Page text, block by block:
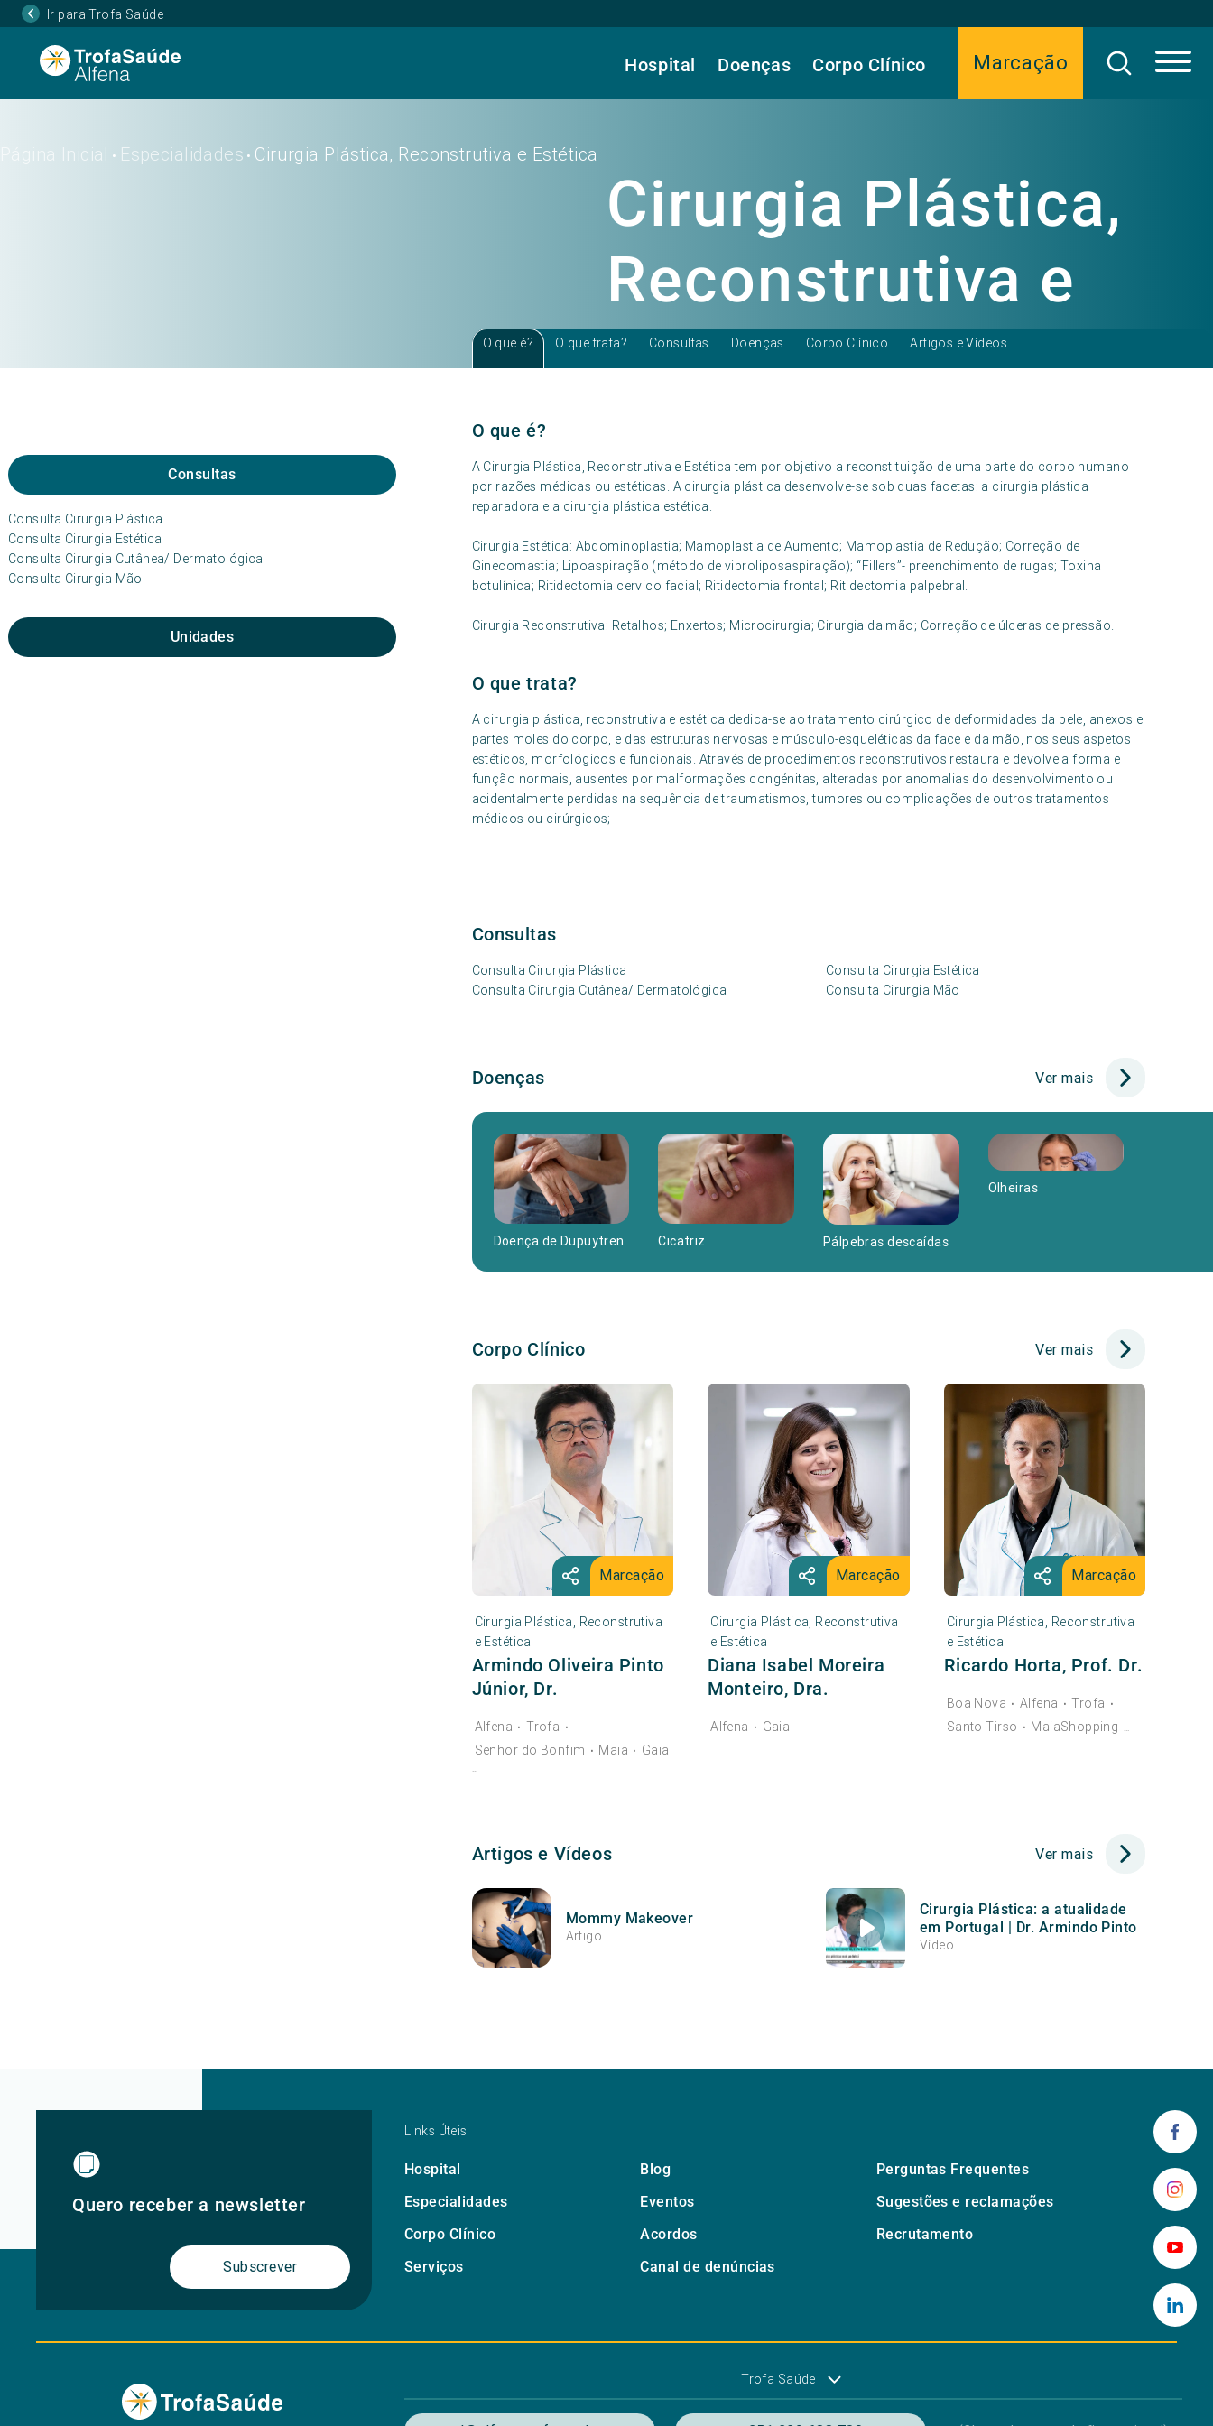
Ir para Trofa Saúde
Marcação
Hospital Doenças Corpo Clínico
Página Inicial • Especialidades • Cirurgia Plástica, Reconstrutiva e Estética
Cirurgia Plástica,
Reconstrutiva e
Estética
Consultas
Consulta Cirurgia Plástica
Consulta Cirurgia Estética
Consulta Cirurgia Cutânea/ Dermatológica
Consulta Cirurgia Mão
Unidades
O que é? O que trata? Consultas Doenças Corpo Clínico Artigos e Vídeos
O que é?
A Cirurgia Plástica, Reconstrutiva e Estética tem por objetivo a reconstituição de uma parte do corpo humano
por razões médicas ou estéticas. A cirurgia plástica desenvolve-se sob duas facetas: a cirurgia plástica
reparadora e a cirurgia plástica estética.
Cirurgia Estética: Abdominoplastia; Mamoplastia de Aumento; Mamoplastia de Redução; Correção de
Ginecomastia; Lipoaspiração (método de vibroliposaspiração); “Fillers”- preenchimento de rugas; Toxina
botulínica; Ritidectomia cervico facial; Ritidectomia frontal; Ritidectomia palpebral.
Cirurgia Reconstrutiva: Retalhos; Enxertos; Microcirurgia; Cirurgia da mão; Correção de úlceras de pressão.
O que trata?
A cirurgia plástica, reconstrutiva e estética dedica-se ao tratamento cirúrgico de deformidades da pele, anexos e
partes moles do corpo, e das estruturas nervosas e músculo-esqueléticas da face e da mão, nos seus aspetos
estéticos, morfológicos e funcionais. Através de procedimentos reconstrutivos restaura e devolve a forma e
função normais, ausentes por malformações congénitas, alteradas por anomalias do desenvolvimento ou
acidentalmente perdidas na sequência de traumatismos, tumores ou complicações de outros tratamentos
médicos ou cirúrgicos;
Consultas
Consulta Cirurgia Plástica
Consulta Cirurgia Estética
Consulta Cirurgia Cutânea/ Dermatológica
Consulta Cirurgia Mão
Doenças Ver mais
Doença de Dupuytren Cicatriz Pálpebras descaídas
Olheiras
Corpo Clínico Ver mais
Marcação
Cirurgia Plástica, Reconstrutiva
e Estética
Armindo Oliveira Pinto
Júnior, Dr.
Alfena • Trofa •
Senhor do Bonfim • Maia • Gaia
...
Marcação
Cirurgia Plástica, Reconstrutiva
e Estética
Diana Isabel Moreira
Monteiro, Dra.
Alfena • Gaia
Marcação
Cirurgia Plástica, Reconstrutiva
e Estética
Ricardo Horta, Prof. Dr.
Boa Nova • Alfena • Trofa •
Santo Tirso • MaiaShopping ...
Artigos e Vídeos Ver mais
Mommy Makeover
Artigo
Cirurgia Plástica: a atualidade
em Portugal | Dr. Armindo Pinto
Vídeo
Quero receber a newsletter
Subscrever
Links Úteis
Hospital Blog
Perguntas Frequentes
Especialidades
Eventos
Sugestões e reclamações
Corpo Clínico
Acordos
Recrutamento
Serviços
Canal de denúncias
Trofa Saúde